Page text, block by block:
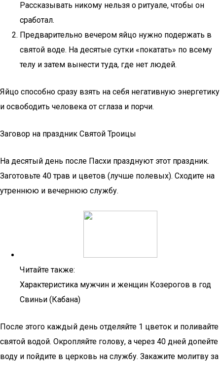
Рассказывать никому нельзя о ритуале, чтобы он
сработал.
Предварительно вечером яйцо нужно подержать в
святой воде. На десятые сутки «покатать» по всему
телу и затем вынести туда, где нет людей.
Яйцо способно сразу взять на себя негативную энергетику
и освободить человека от сглаза и порчи.
Заговор на праздник Святой Троицы
На десятый день после Пасхи празднуют этот праздник.
Заготовьте 40 трав и цветов (лучше полевых). Сходите на
утреннюю и вечернюю службу.
Читайте также:
Характеристика мужчин и женщин Козерогов в год
Свиньи (Кабана)
После этого каждый день отделяйте 1 цветок и поливайте
святой водой. Окропляйте голову, а через 40 дней допейте
воду и пойдите в церковь на службу. Закажите молитву за